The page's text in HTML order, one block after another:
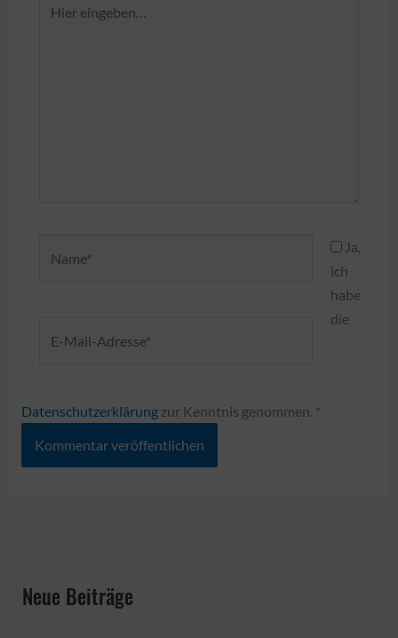
eingeben…
Mail-
Ja,
ich
habe
die
Datenschutzerklärungzur Kenntnis genommen. *
Neue Beiträge